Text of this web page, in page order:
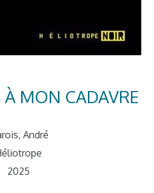
MON CADAVRE
André
2025